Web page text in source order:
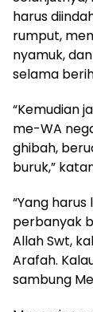
harus
rumput,
nyamuk,
selama
“Kemudian
me-WA
ghibah,
buruk,”
“Yang
perbanyak
Allah Swt,
Arafah.
sambung